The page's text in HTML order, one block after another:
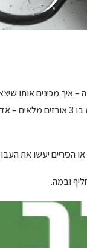
איך מכינים אותו
אז החלטתי להרים את הכפפה, להכניס למטבח את
הכיריים יעשו את
ובמה.